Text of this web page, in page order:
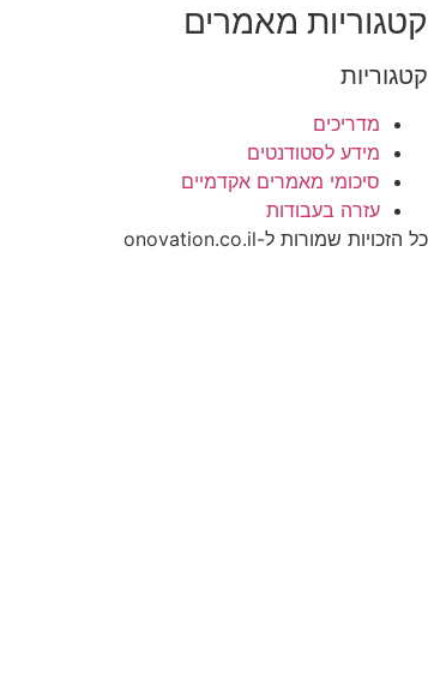
קטגוריות מאמרים
קטגוריות
מדריכים
מידע לסטודנטים
סיכומי מאמרים אקדמיים
עזרה בעבודות
כל הזכויות שמורות ל-onovation.co.il